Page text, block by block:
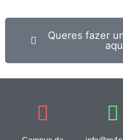
Queres fazer